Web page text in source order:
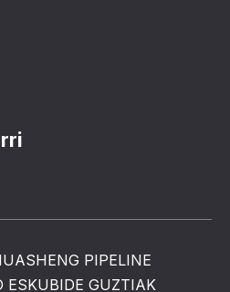
PIPELINE
ESKUBIDE GUZTIAK